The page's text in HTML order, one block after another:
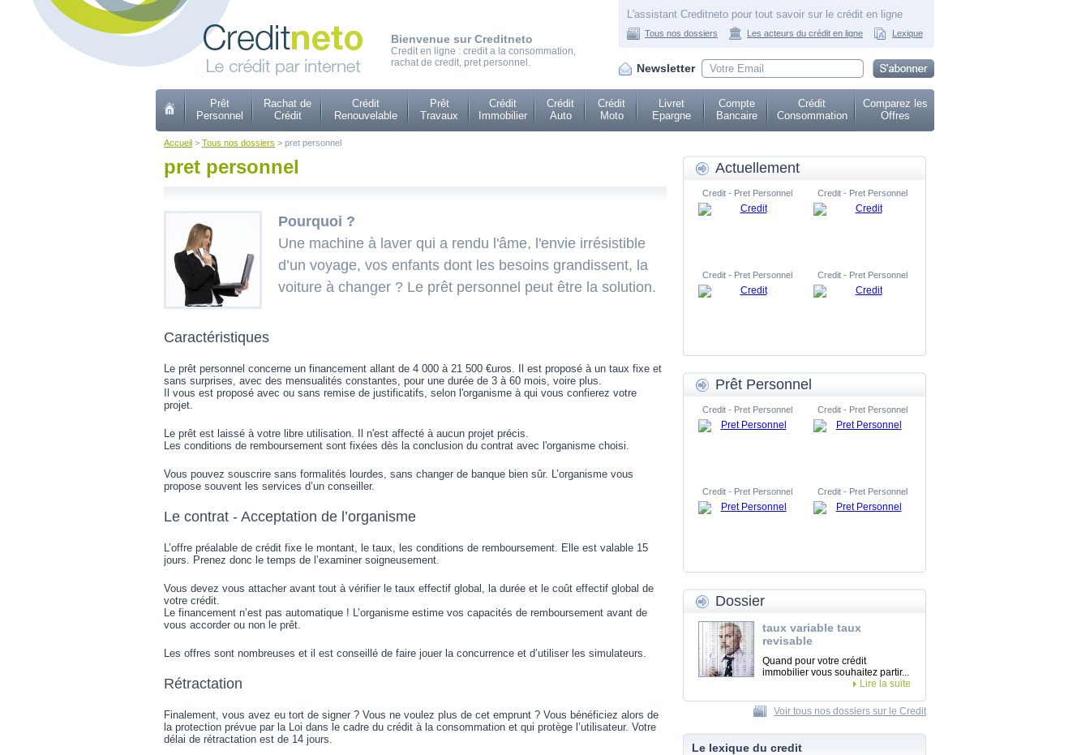
Bienvenue sur Creditneto
Credit en ligne : credit a la consommation,
rachat de credit, pret personnel.
L'assistant Creditneto pour tout savoir sur le crédit en ligne
Tous nos dossiers Les acteurs du crédit en ligne Lexique
Newsletter
Prêt
Personnel
Rachat de
Crédit
Crédit
Renouvelable
Prêt
Travaux
Crédit
Immobilier
Crédit
Auto
Crédit
Moto
Livret
Epargne
Compte
Bancaire
Crédit
Consommation
Comparez les
Offres
Accueil > Tous nos dossiers > pret personnel
pret personnel
Pourquoi ?
Une machine à laver qui a rendu l'âme, l'envie irrésistible
d’un voyage, vos enfants dont les besoins grandissent, la
voiture à changer ? Le prêt personnel peut être la solution.
Caractéristiques
Le prêt personnel concerne un financement allant de 4 000 à 21 500 €uros. Il est proposé à un taux fixe et
sans surprises, avec des mensualités constantes, pour une durée de 3 à 60 mois, voire plus.
Il vous est proposé avec ou sans remise de justificatifs, selon l'organisme à qui vous confierez votre
projet.
Le prêt est laissé à votre libre utilisation. Il n'est affecté à aucun projet précis.
Les conditions de remboursement sont fixées dès la conclusion du contrat avec l'organisme choisi.
Vous pouvez souscrire sans formalités lourdes, sans changer de banque bien sûr. L’organisme vous
propose souvent les services d’un conseiller.
Le contrat - Acceptation de l’organisme
L’offre préalable de crédit fixe le montant, le taux, les conditions de remboursement. Elle est valable 15
jours. Prenez donc le temps de l’examiner soigneusement.
Vous devez vous attacher avant tout à vérifier le taux effectif global, la durée et le coût effectif global de
votre crédit.
Le financement n’est pas automatique ! L’organisme estime vos capacités de remboursement avant de
vous accorder ou non le prêt.
Les offres sont nombreuses et il est conseillé de faire jouer la concurrence et d’utiliser les simulateurs.
Rétractation
Finalement, vous avez eu tort de signer ? Vous ne voulez plus de cet emprunt ? Vous bénéficiez alors de
la protection prévue par la Loi dans le cadre du crédit à la consommation et qui protège l’utilisateur. Votre
délai de rétractation est de 14 jours.
Actuellement
Credit - Pret Personnel Credit - Pret Personnel
Credit - Pret Personnel Credit - Pret Personnel
Prêt Personnel
Credit - Pret Personnel Credit - Pret Personnel
Credit - Pret Personnel Credit - Pret Personnel
Dossier
taux variable taux
revisable
Quand pour votre crédit
immobilier vous souhaitez partir...
Lire la suite
Voir tous nos dossiers sur le Credit
Le lexique du credit